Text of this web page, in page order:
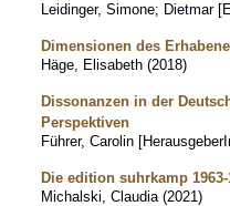
Leidinger, Simone; Dietmar
Dimensionen des
Häge, Elisabeth (2018)
Dissonanzen in der
Perspektiven
Führer, Carolin
Die edition suhrkamp
Michalski, Claudia (2021)